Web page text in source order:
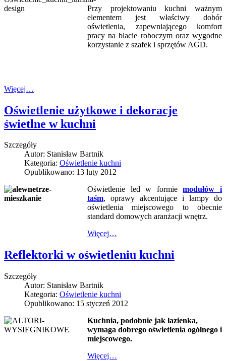
Przy projektowaniu kuchni ważnym
elementem jest właściwy dobór
oświetlenia, zapewniającego komfort
pracy na blacie roboczym oraz wygodne
korzystanie z szafek i sprzętów AGD.
Więcej…
Oświetlenie użytkowe i dekoracje
świetlne w kuchni
Szczegóły
Autor: Stanisław Bartnik
Kategoria: Oświetlenie kuchni
Opublikowano: 13 luty 2012
Oświetlenie led w formie
modułów i
taśm, oprawy akcentujące i lampy do
oświetlenia miejscowego to obecnie
standard domowych aranżacji wnętrz.
Więcej…
Reflektorki w oświetleniu kuchni
Szczegóły
Autor: Stanisław Bartnik
Kategoria: Oświetlenie kuchni
Opublikowano: 15 styczeń 2012
Kuchnia, podobnie jak łazienka,
wymaga dobrego oświetlenia ogólnego i
miejscowego.
Więcej…